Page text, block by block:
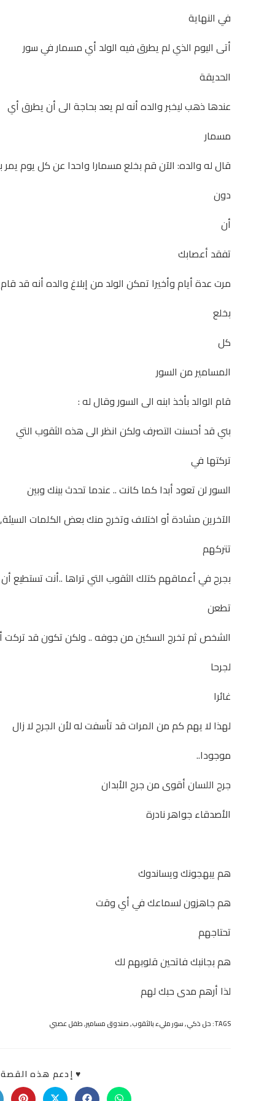
في النهاية
أتى اليوم الذي لم يطرق فيه الولد أي مسمار في سور
الحديقة
عندها ذهب ليخبر والده أنه لم يعد بحاجة الى أن يطرق أي
مسمار
قال له والده: الآن قم بخلع مسمارا واحدا عن كل يوم يمر
دون
أن
تفقد أعصابك
مرت عدة أيام وأخيرا تمكن الولد من إبلاغ والده أنه قد قام
بخلع
كل
المسامير من السور
قام الوالد بأخذ ابنه الى السور وقال له :
بني قد أحسنت التصرف ولكن انظر الى هذه الثقوب التي
تركتها في
السور لن تعود أبدا كما كانت .. عندما تحدث بينك وبين
الآخرين مشادة أو اختلاف وتخرج منك بعض الكلمات
تتركهم
بجرح في أعماقهم كتلك الثقوب التي تراها ..أنت تستطيع أن
تطعن
الشخص ثم تخرج السكين من جوفه .. ولكن تكون قد تركت
لجرحا
غائرا
لهذا لا يهم كم من المرات قد تأسفت له لأن الجرح لا زال
موجودا..
جرح اللسان أقوى من جرح الأبدان
الأصدقاء جواهر نادرة
هم يبهجونك ويساندوك
هم جاهزون لسماعك في أي وقت
تحتاجهم
هم بجانبك فاتحين قلوبهم لك
لذا أرهم مدى حبك لهم
TAGS: حل ذكي,سور مليء بالثقوب,صندوق مسامير,طفل عصبي
♥ إدعم هذه القصة